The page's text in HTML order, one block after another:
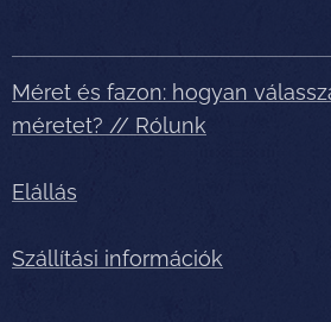
Méret és fazon: hogyan
méretet? // Rólunk
Elállás
Szállítási információk